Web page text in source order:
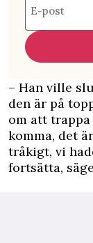
E-post
– Han ville
den är på
om att trappa
komma, det
tråkigt, vi
fortsätta,